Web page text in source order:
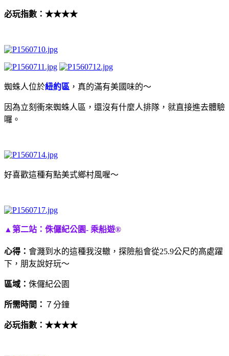
必玩指數： ★★★★
蜘蛛人位於紐約區 ，真的滿有美國味的～
因為立刻衝來蜘蛛人區，還沒有什麼人排隊，就直接進去體驗
囉。
好喜歡這種有點美式鄉村風喔～
▲第二站：侏儸紀公園- 乘船遊®
心得： 會濺到水的這種我沒轍，探險船會從25.9公尺的高處躍
下，朋友說好玩～
區域： 侏儸紀公園
所需時間： ７分鐘
必玩指數： ★★★★